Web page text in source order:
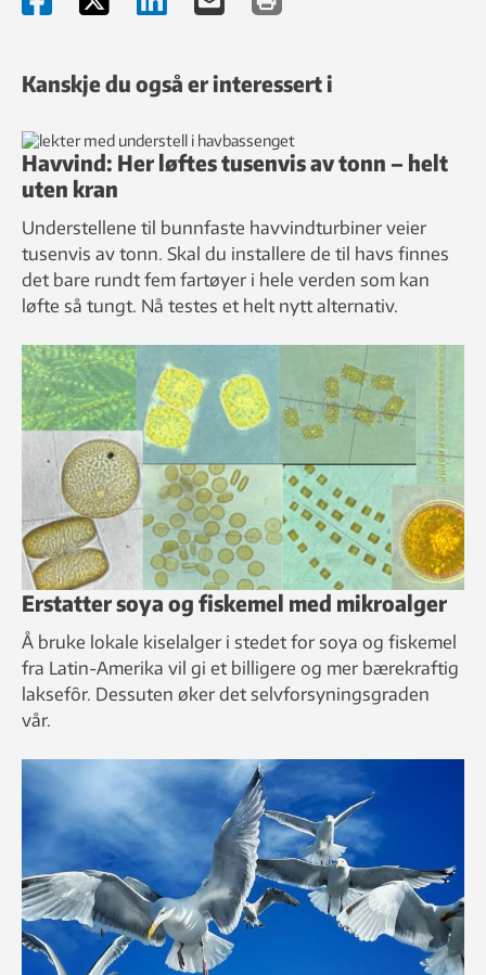
Kanskje du også er interessert i
Havvind: Her løftes tusenvis av tonn – helt
uten kran
Understellene til bunnfaste havvindturbiner veier
tusenvis av tonn. Skal du installere de til havs finnes
det bare rundt fem fartøyer i hele verden som kan
løfte så tungt. Nå testes et helt nytt alternativ.
Erstatter soya og fiskemel med mikroalger
Å bruke lokale kiselalger i stedet for soya og fiskemel
fra Latin-Amerika vil gi et billigere og mer bærekraftig
laksefôr. Dessuten øker det selvforsyningsgraden
vår.